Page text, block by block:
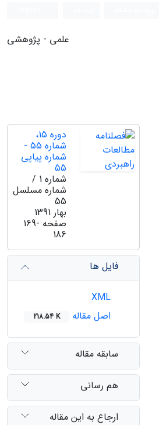
علمی - پژوهشی
دوره 15،
شماره 55 -
شماره پیاپی
55
شماره 1 /
شماره مسلسل
55
بهار 1391
صفحه 169-
186
فایل ها
اصل مقاله
218.54 K
سابقه مقاله
هم رسانی
ارجاع به این مقاله